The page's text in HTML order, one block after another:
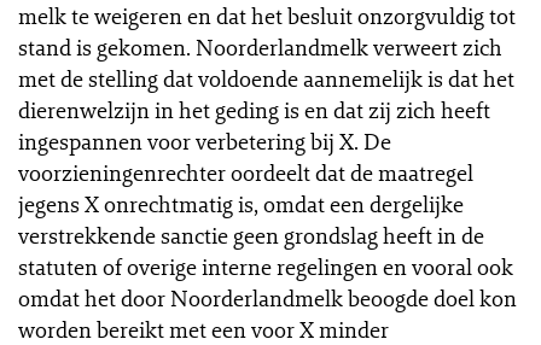
melk te weigeren en dat het besluit onzorgvuldig tot
stand is gekomen. Noorderlandmelk verweert zich
met de stelling dat voldoende aannemelijk is dat het
dierenwelzijn in het geding is en dat zij zich heeft
ingespannen voor verbetering bij X. De
voorzieningenrechter oordeelt dat de maatregel
jegens X onrechtmatig is, omdat een dergelijke
verstrekkende sanctie geen grondslag heeft in de
statuten of overige interne regelingen en vooral ook
omdat het door Noorderlandmelk beoogde doel kon
worden bereikt met een voor X minder